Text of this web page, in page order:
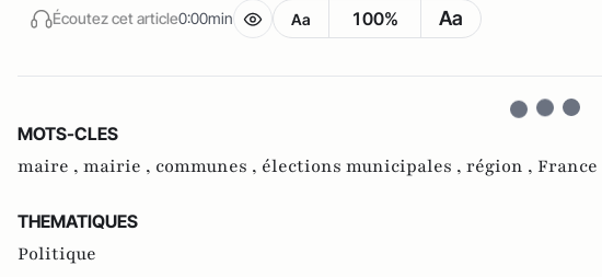
Écoutez cet article0:00min Aa 100% Aa
MOTS-CLES
maire , mairie , communes , élections municipales , région , France
THEMATIQUES
Politique